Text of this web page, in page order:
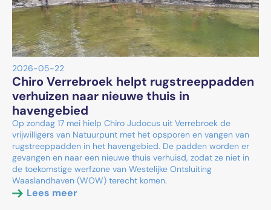
2026-05-22
Chiro Verrebroek helpt rugstreeppadden
verhuizen naar nieuwe thuis in
havengebied
Op zondag 17 mei hielp Chiro Judocus uit Verrebroek de
vrijwilligers van Natuurpunt met het opsporen en vangen van
rugstreeppadden in het havengebied. De padden worden er
gevangen en naar een nieuwe thuis verhuisd, zodat ze niet in
de toekomstige werfzone van Westelijke Ontsluiting
Waaslandhaven (WOW) terecht komen.
Lees meer